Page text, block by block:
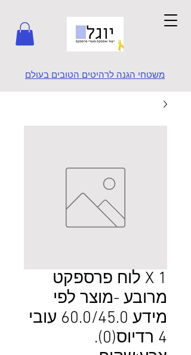
משטחי הגנה לרהיטים הטובים בעולם
1 X לוח פרספקט
מרובע -מוצר לפי
מידע 60.0/45.0 עובי
4 רדיוס(0).